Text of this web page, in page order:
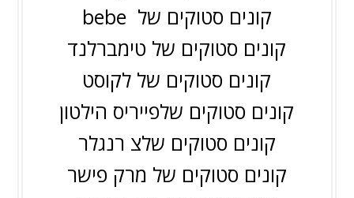
bebe קונים סטוקים של
קונים סטוקים של טימברלנד
קונים סטוקים של לקוסט
קונים סטוקים שלפייריס הילטון
קונים סטוקים שלצ רנגלר
קונים סטוקים של מרק פישר